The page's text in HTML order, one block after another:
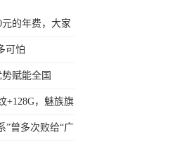
的年费，大家
可怕
赋能全国
+128G，魅族旗
”曾多次败给“广